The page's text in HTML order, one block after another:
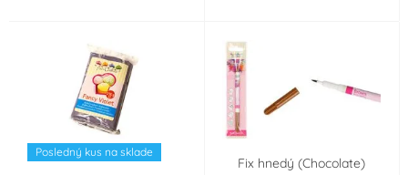
Posledný kus na sklade
Fix hnedý (Chocolate)